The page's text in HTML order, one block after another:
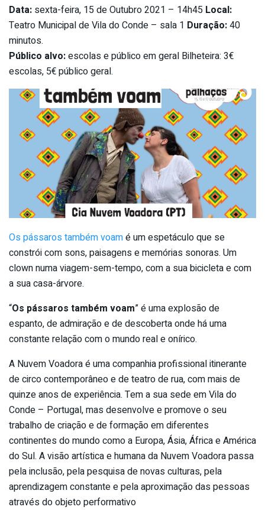
Data: sexta-feira, 15 de Outubro 2021 – 14h45 Local:
Teatro Municipal de Vila do Conde – sala 1 Duração:40
minutos.
Público alvo:escolas e público em geral Bilheteira: 3€
escolas, 5€ público geral.
Os pássaros também voamé um espetáculo que se
constrói com sons, paisagens e memórias sonoras. Um
clown numa viagem-sem-tempo, com a sua bicicleta e com
a sua casa-árvore.
“Os pássaros também voam” é uma explosão de
espanto, de admiração e de descoberta onde há uma
constante relação com o mundo real e onírico.
A Nuvem Voadora é uma companhia profissional itinerante
de circo contemporâneo e de teatro de rua, com mais de
quinze anos de experiência. Tem a sua sede em Vila do
Conde – Portugal, mas desenvolve e promove o seu
trabalho de criação e de formação em diferentes
continentes do mundo como a Europa, Ásia, África e América
do Sul. A visão artística e humana da Nuvem Voadora passa
pela inclusão, pela pesquisa de novas culturas, pela
aprendizagem constante e pela aproximação das pessoas
através do objeto performativo